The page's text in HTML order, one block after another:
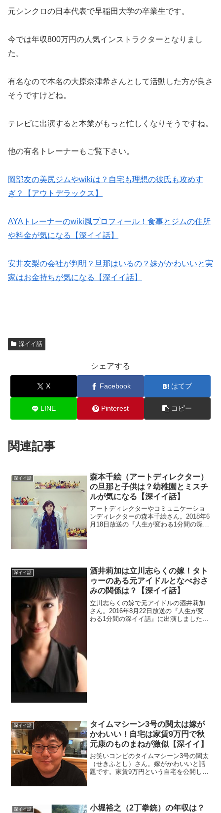
元シンクロの日本代表で早稲田大学の卒業生です。
今では年収800万円の人気インストラクターとなりまし
た。
有名なので本名の大原奈津希さんとして活動した方が良さ
そうですけどね。
テレビに出演すると本業がもっと忙しくなりそうですね。
他の有名トレーナーもご覧下さい。
岡部友の美尻ジムやwikiは？自宅も理想の彼氏も攻めす
ぎ？【アウトデラックス】
AYAトレーナーのwiki風プロフィール！食事とジムの住所
や料金が気になる【深イイ話】
安井友梨の会社が判明？旦那はいるの？妹がかわいいと実
家はお金持ちが気になる【深イイ話】
深イイ話
シェアする
X Facebook はてブ
LINE Pinterest コピー
関連記事
深イイ話
森本千絵（アートディレクター）
の旦那と子供は？幼稚園とミスチ
ルが気になる【深イイ話】
アートディレクターやコミュニケーショ
ンディレクターの森本千絵さん。2018年6
月18日放送の『人生が変わる1分間の深イ
深イイ話
酒井莉加は立川志らくの嫁！タト
ゥーのある元アイドルとなべおさ
みの関係は？【深イイ話】
立川志らくの嫁で元アイドルの酒井莉加
さん。2016年8月22日放送の『人生が変
わる1分間の深イイ話』に出演しました。
深イイ話
タイムマシーン3号の関太は嫁が
かわいい！自宅は家賃9万円で秋
元康のものまねが激似【深イイ】
お笑いコンビのタイムマシーン3号の関太
（せきふとし）さん。嫁がかわいいと話
題です。家賃9万円という自宅を公開した
深イイ話
小堀裕之（2丁拳銃）の年収は？